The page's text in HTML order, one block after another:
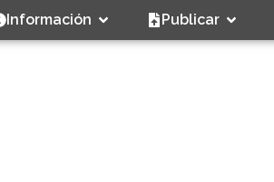
Información Publicar